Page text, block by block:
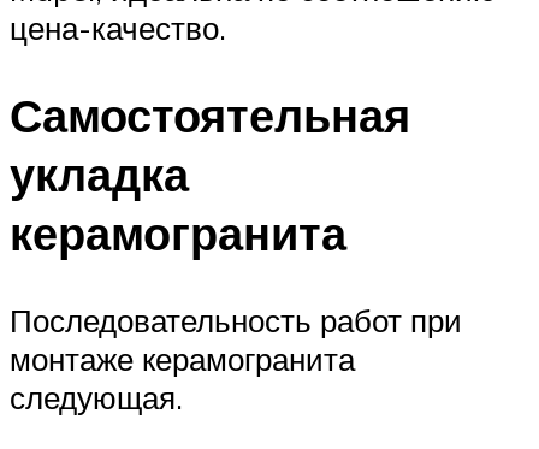
цена-качество.
Самостоятельная
укладка
керамогранита
Последовательность работ при
монтаже керамогранита
следующая.